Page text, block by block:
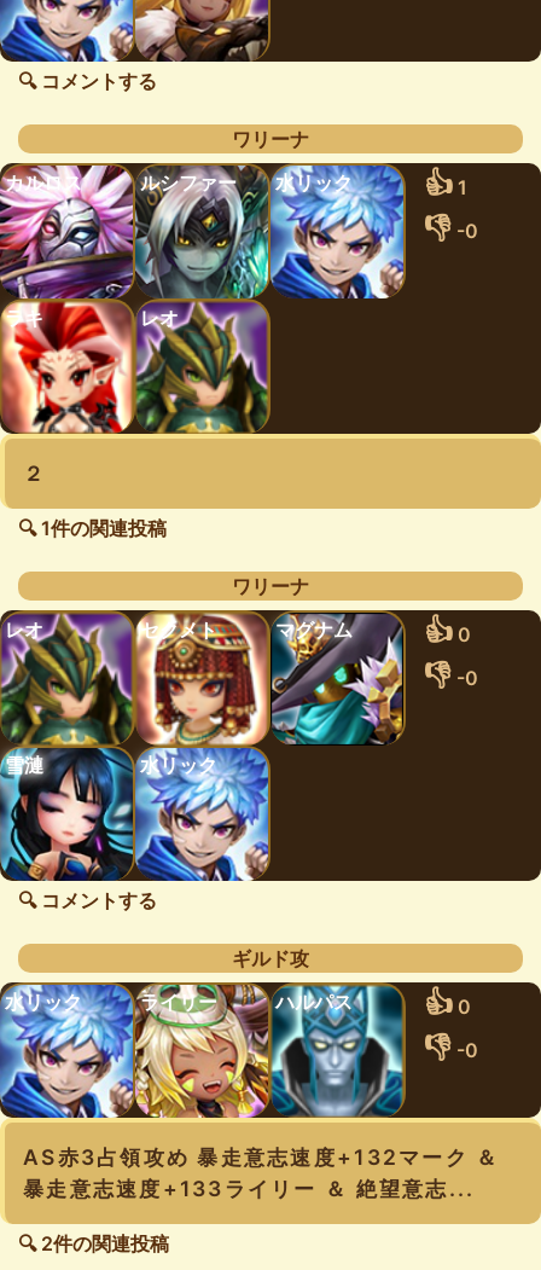
🔍 コメントする
ワリーナ
カルロス
ルシファー 水リック 👍 1
👎 -0
ラキ レオ
２
🔍 1件の関連投稿
ワリーナ
レオ
セクメト マグナム 👍 0
👎 -0
雪漣 水リック
🔍 コメントする
ギルド攻
水リック
ライリー ハルパス 👍 0
👎 -0
AS赤3占領攻め 暴走意志速度+132マーク ＆
暴走意志速度+133ライリー ＆ 絶望意志...
🔍 2件の関連投稿